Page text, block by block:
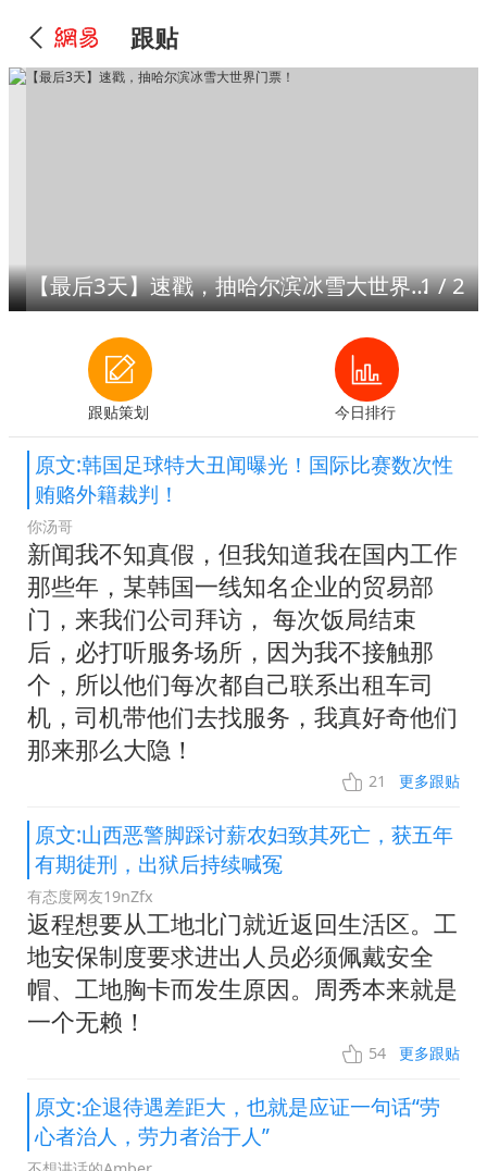
跟贴
【最后3天】速戳，抽哈尔滨冰雪大世界门票！1/2
跟贴策划 今日排行
原文:韩国足球特大丑闻曝光！国际比赛数次性
贿赂外籍裁判！
你汤哥
新闻我不知真假，但我知道我在国内工作
那些年，某韩国一线知名企业的贸易部
门，来我们公司拜访， 每次饭局结束
后，必打听服务场所，因为我不接触那
个，所以他们每次都自己联系出租车司
机，司机带他们去找服务，我真好奇他们
那来那么大隐！
21 更多跟贴
原文:山西恶警脚踩讨薪农妇致其死亡，获五年
有期徒刑，出狱后持续喊冤
有态度网友19nZfx
返程想要从工地北门就近返回生活区。工
地安保制度要求进出人员必须佩戴安全
帽、工地胸卡而发生原因。周秀本来就是
一个无赖！
54 更多跟贴
原文:企退待遇差距大，也就是应证一句话“劳
心者治人，劳力者治于人”